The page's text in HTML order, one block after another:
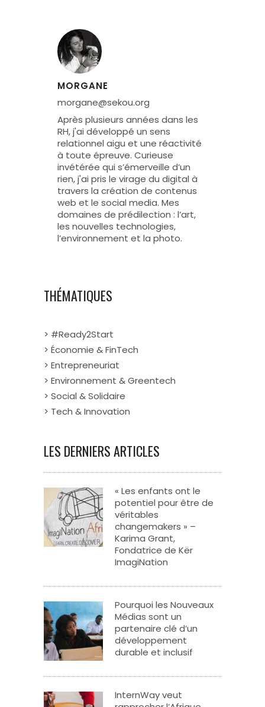
MORGANE
morgane@sekou.org
Après plusieurs années dans les
RH, j'ai développé un sens
relationnel aigu et une réactivité
à toute épreuve. Curieuse
invétérée qui s’émerveille d’un
rien, j'ai pris le virage du digital à
travers la création de contenus
web et le social media. Mes
domaines de prédilection : l’art,
les nouvelles technologies,
l’environnement et la photo.
THÉMATIQUES
> #Ready2Start
> Économie & FinTech
> Entrepreneuriat
> Environnement & Greentech
> Social & Solidaire
> Tech & Innovation
LES DERNIERS ARTICLES
« Les enfants ont le
potentiel pour être de
véritables
changemakers » –
Karima Grant,
Fondatrice de Kër
ImagiNation
Pourquoi les Nouveaux
Médias sont un
partenaire clé d’un
développement
durable et inclusif
InternWay veut